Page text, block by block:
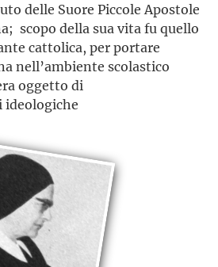
delle Suore Piccole Apostole
scopo della sua vita fu quello
cattolica, per portare
nell’ambiente scolastico
oggetto di